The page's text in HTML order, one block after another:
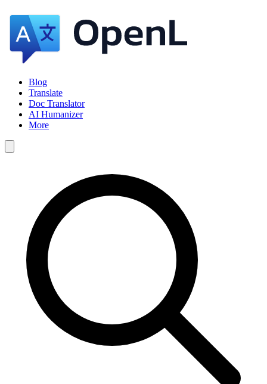
Blog
Translate
Doc Translator
AI Humanizer
More